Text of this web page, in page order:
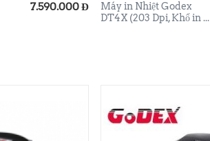
7.590.000Đ
Máy in Nhiệt Godex
DT4X (203 Dpi, Khổ in ...